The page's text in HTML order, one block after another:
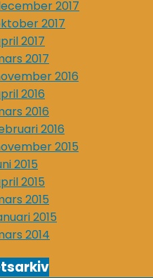
2017
2017
2017
2017
2016
2016
2016
2016
2015
2015
2015
2015
2015
2014